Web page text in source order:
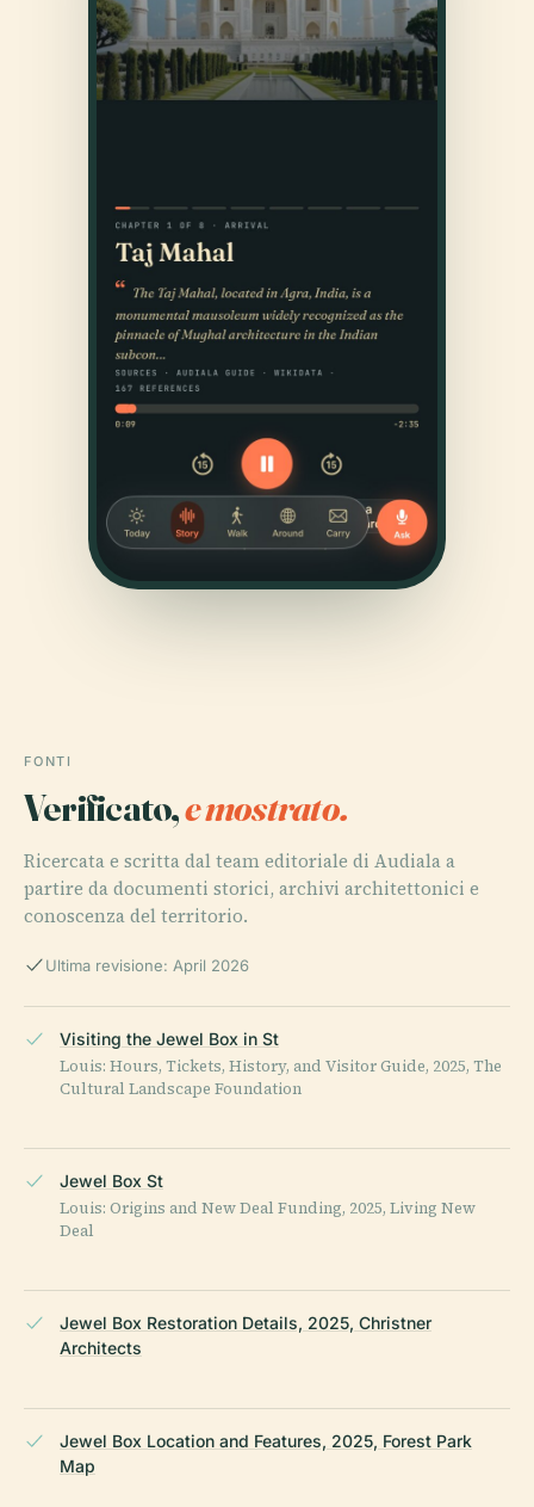
FONTI
Verificato,e mostrato.
Ricercata e scritta dal team editoriale di Audiala a
partire da documenti storici, archivi architettonici e
conoscenza del territorio.
Ultima revisione: April 2026
Visiting the Jewel Box in St
Louis: Hours, Tickets, History, and Visitor Guide, 2025, The
Cultural Landscape Foundation
Jewel Box St
Louis: Origins and New Deal Funding, 2025, Living New
Deal
Jewel Box Restoration Details, 2025, Christner
Architects
Jewel Box Location and Features, 2025, Forest Park
Map